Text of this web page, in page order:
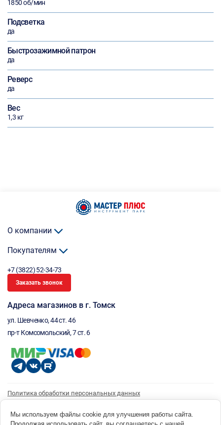
1850 об/мин
Подсветка
да
Быстрозажимной патрон
да
Реверс
да
Вес
1,3 кг
О компании
Покупателям
+7 (3822) 52-34-73
Заказать звонок
Адреса магазинов в г. Томск
ул. Шевченко, 44 ст. 46
пр-т Комсомольский, 7 ст. 6
Политика обработки персональных данных
Согласие на получение рассылки
Мы используем файлы cookie для улучшения работы сайта.